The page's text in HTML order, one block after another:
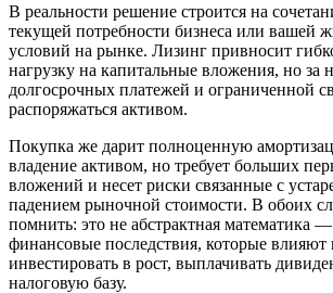
В реальности решение строится на
текущей потребности бизнеса или вашей
условий на рынке. Лизинг привносит
нагрузку на капитальные вложения, но за
долгосрочных платежей и ограниченной
распоряжаться активом.
Покупка же дарит полноценную
владение активом, но требует больших
вложений и несет риски связанные с
падением рыночной стоимости. В обоих
помнить: это не абстрактная математика
финансовые последствия, которые влияют
инвестировать в рост, выплачивать
налоговую базу.